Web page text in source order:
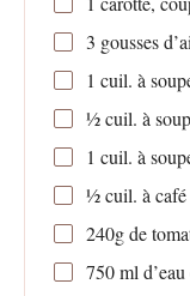
3 gousses
1 cuil. à
½cuil. à
1 cuil. à
½cuil. à café
240gde
750ml